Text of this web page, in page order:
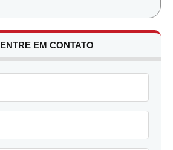
ENTRE EM CONTATO